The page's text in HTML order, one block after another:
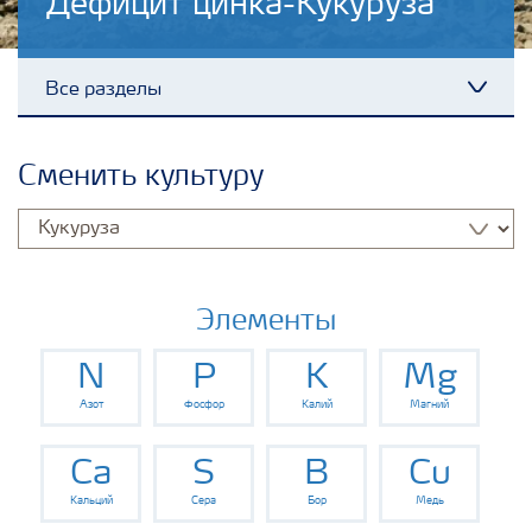
Все разделы
Культуры
Инструменты и сервисы
Хранение удобрений и их безопасность
Сменить культуру
Элементы
N
Азот
P
Фосфор
K
Калий
Mg
Магний
Ca
Кальций
S
Сера
B
Бор
Cu
Медь